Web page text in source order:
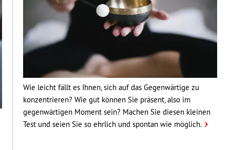
Wie leicht fällt es Ihnen, sich auf das Gegenwärtige zu
konzentrieren? Wie gut können Sie präsent, also im
gegenwärtigen Moment sein? Machen Sie diesen kleinen
Test und seien Sie so ehrlich und spontan wie möglich.